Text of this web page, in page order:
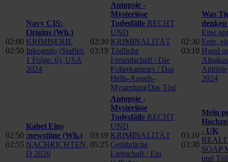
02:00
02:50
Navy CIS:
Origins (Wh.)
KRIMISERIE
Inkognito (Staffel:
1 Folge: 6), USA
2024
02:30
03:19
Autopsie -
Mysteriöse
Todesfälle RECHT
UND
KRIMINALITÄT
Tödliche
Freundschaft / Die
Folterkammer / Das
Hells-Angels-
Mysterium(Das Töd
02:30
03:10
Was
denken
Eine
Ente,
Hund
2024
02:50
02:55
Kabel Eins
:newstime (Wh.)
NACHRICHTEN,
D 2026
03:19
05:25
Autopsie -
Mysteriöse
Todesfälle RECHT
UND
KRIMINALITÄT
Gefährliche
Liebschaft / Ein
03:10
03:30
Mein
- UK
SOAP
und